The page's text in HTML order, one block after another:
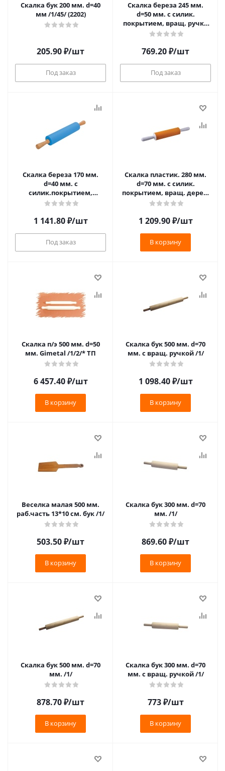
Скалка бук 200 мм. d=40
мм /1/45/ (2202)
205.90₽/шт
Под заказ
Скалка береза 245 мм.
d=50 мм. с силик.
покрытием, вращ. ручки
(93-SI-CU-15.4) /1/36/
769.20₽/шт
Под заказ
Скалка береза 170 мм.
d=40 мм. с
силик.покрытием,
вращ.ручки (3234) /1/
1 141.80₽/шт
Под заказ
Скалка пластик. 280 мм.
d=70 мм. с силик.
покрытием, вращ. дерев.
ручки /1/25/ (93-SI-CU-15.1)
1 209.90₽/шт
В корзину
Скалка п/э 500 мм. d=50
мм. Gimetal /1/2/* ТП
6 457.40₽/шт
В корзину
Скалка бук 500 мм. d=70
мм. с вращ. ручкой /1/
1 098.40₽/шт
В корзину
Веселка малая 500 мм.
раб.часть 13*10 см. бук /1/
503.50₽/шт
В корзину
Скалка бук 300 мм. d=70
мм. /1/
869.60₽/шт
В корзину
Скалка бук 500 мм. d=70
мм. /1/
878.70₽/шт
В корзину
Скалка бук 300 мм. d=70
мм. с вращ. ручкой /1/
773₽/шт
В корзину